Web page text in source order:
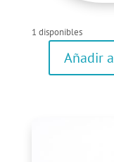
1 disponibles
ZapatosAñadir